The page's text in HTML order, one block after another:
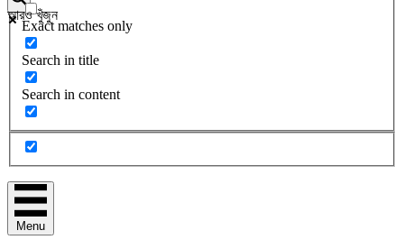
আরও খুঁজুন
Exact matches only
Search in title
Search in content
Menu